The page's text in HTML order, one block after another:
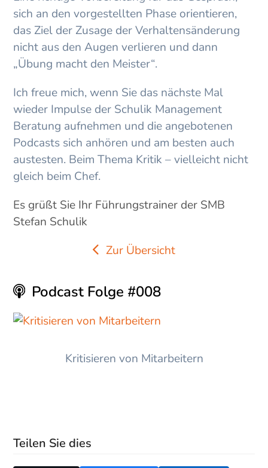
sich an den vorgestellten Phase orientieren,
das Ziel der Zusage der Verhaltensänderung
nicht aus den Augen verlieren und dann
„Übung macht den Meister“.
Ich freue mich, wenn Sie das nächste Mal
wieder Impulse der Schulik Management
Beratung aufnehmen und die angebotenen
Podcasts sich anhören und am besten auch
austesten. Beim Thema Kritik – vielleicht nicht
gleich beim Chef.
Es grüßt Sie Ihr Führungstrainer der SMB
Stefan Schulik
Zur Übersicht
Podcast Folge #008
Kritisieren von Mitarbeitern
Teilen Sie dies